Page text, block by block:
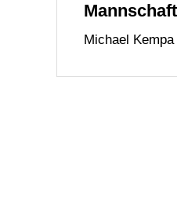
Michael Kempa